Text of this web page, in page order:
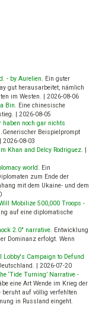
- by Aurelien. Ein guter
gut herausarbeitet, nämlich
im Westen. | 2026-08-06
Bin. Eine chinesische
| 2026-08-05
haben noch gar nichts
Beispielprompt
| 2026-08-03
Khan and Delcy Rodriguez. |
world. Ein
zum Ende der
mit dem Ukaine- und dem
Mobilize 500,000 Troops -
auf eine diplomatische
2.0" narrative. Entwicklung
Dominanz erfolgt. Wenn
Campaign to Defund
| 2026-07-20
‘Tide Turning’ Narrative -
eine Art Wende im Krieg der
auf völlig verfehlten
in Russland eingeht.